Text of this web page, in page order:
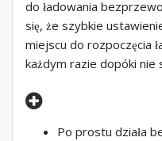
do ładowania
się, że szybkie
miejscu do rozpoczęcia
każdym razie dopóki nie
Po prostu działa